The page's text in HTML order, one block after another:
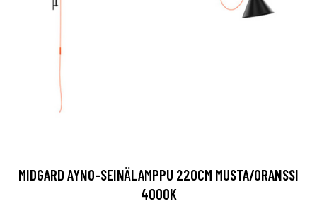
MIDGARD AYNO-SEINÄLAMPPU 220CM MUSTA/ORANSSI
4000K